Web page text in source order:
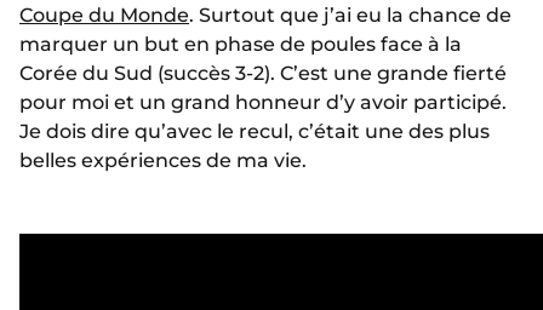
Coupe du Monde. Surtout que j’ai eu la chance de
marquer un but en phase de poules face à la
Corée du Sud (succès 3-2). C’est une grande fierté
pour moi et un grand honneur d’y avoir participé.
Je dois dire qu’avec le recul, c’était une des plus
belles expériences de ma vie.